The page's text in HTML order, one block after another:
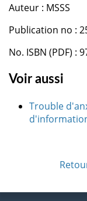
Auteur : MSSS
Publication no :
No. ISBN (PDF) :
Voir aussi
Trouble